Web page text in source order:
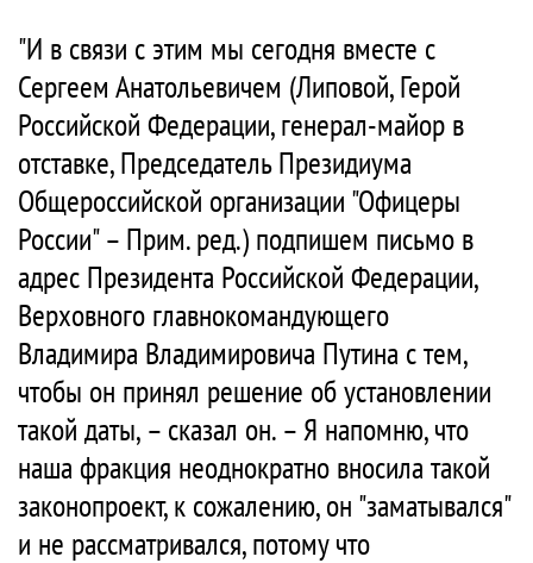
"И в связи с этим мы сегодня вместе с
Сергеем Анатольевичем (Липовой, Герой
Российской Федерации, генерал-майор в
отставке, Председатель Президиума
Общероссийской организации "Офицеры
России" – Прим. ред.) подпишем письмо в
адрес Президента Российской Федерации,
Верховного главнокомандующего
Владимира Владимировича Путина с тем,
чтобы он принял решение об установлении
такой даты, – сказал он. – Я напомню, что
наша фракция неоднократно вносила такой
законопроект, к сожалению, он "заматывался"
и не рассматривался, потому что